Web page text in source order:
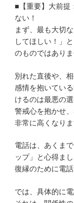
■【重要】大前提
ない！
まず、最も大切
してほしい！」
のものではありま
別れた直後や、
感情を抱いてい
けるのは最悪の
警戒心を抱かせ
非常に高くなりま
電話は、あくま
ップ」と心得まし
復縁のために電
では、具体的に